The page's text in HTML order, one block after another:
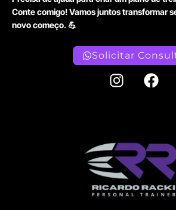
Conte comigo! Vamos juntos transformar
novo começo. 💪
Solicitar